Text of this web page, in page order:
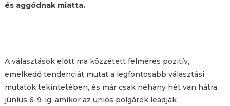
és aggódnak miatta.
A választások előtt ma közzétett felmérés pozitív,
emelkedő tendenciát mutat a legfontosabb választási
mutatók tekintetében, és már csak néhány hét van hátra
június 6-9-ig, amikor az uniós polgárok leadják